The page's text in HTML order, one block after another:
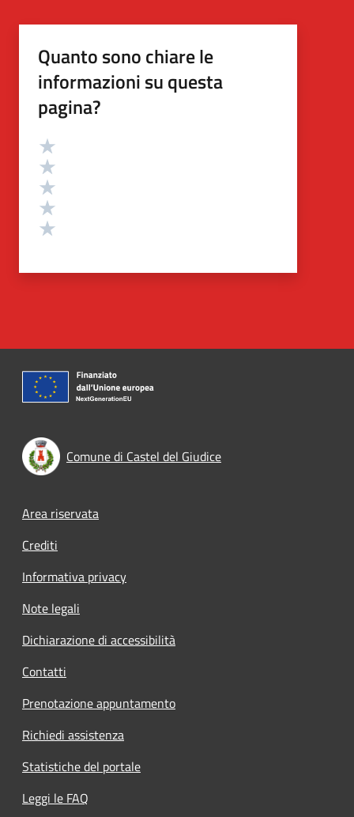
Quanto sono chiare le
informazioni su questa
pagina?
Valutazione
Comune di Castel del Giudice
Footer menu
Area riservata
Crediti
Informativa privacy
Note legali
Dichiarazione di accessibilità
Contatti
Prenotazione appuntamento
Richiedi assistenza
Statistiche del portale
Leggi le FAQ